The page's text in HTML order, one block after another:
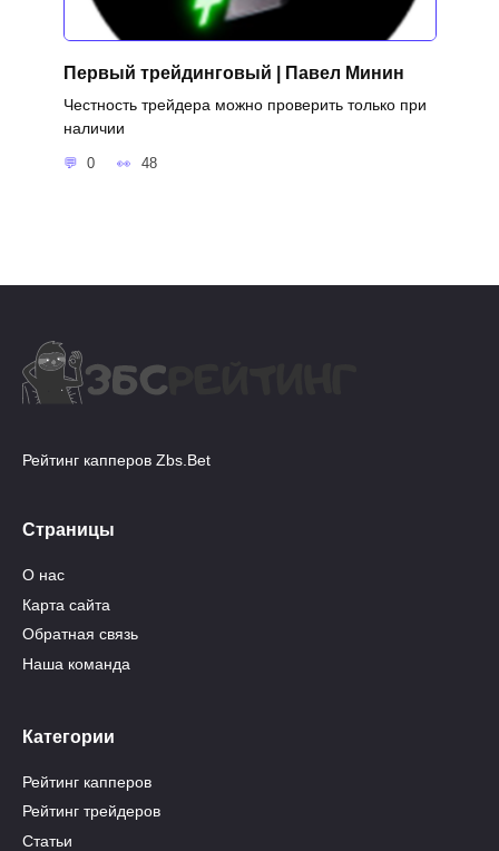
Первый трейдинговый | Павел Минин
Честность трейдера можно проверить только при
наличии
0 48
Рейтинг капперов Zbs.Bet
Страницы
О нас
Карта сайта
Обратная связь
Наша команда
Категории
Рейтинг капперов
Рейтинг трейдеров
Статьи